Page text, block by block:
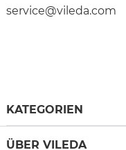
service@vileda.com
KATEGORIEN
ÜBER VILEDA